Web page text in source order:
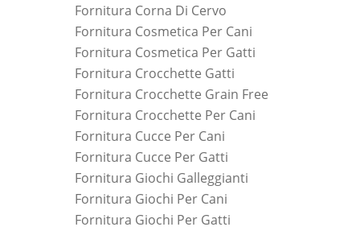
Fornitura Corna Di Cervo
Fornitura Cosmetica Per Cani
Fornitura Cosmetica Per Gatti
Fornitura Crocchette Gatti
Fornitura Crocchette Grain Free
Fornitura Crocchette Per Cani
Fornitura Cucce Per Cani
Fornitura Cucce Per Gatti
Fornitura Giochi Galleggianti
Fornitura Giochi Per Cani
Fornitura Giochi Per Gatti